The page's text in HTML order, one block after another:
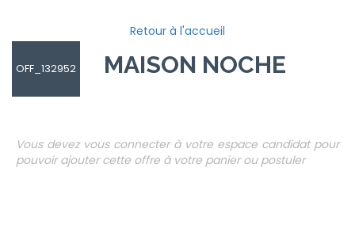
Retour à l'accueil
OFF_132952 MAISON NOCHEZ
Vous devez vous connecter à votre espace candidat pour
pouvoir ajouter cette offre à votre panier ou postuler